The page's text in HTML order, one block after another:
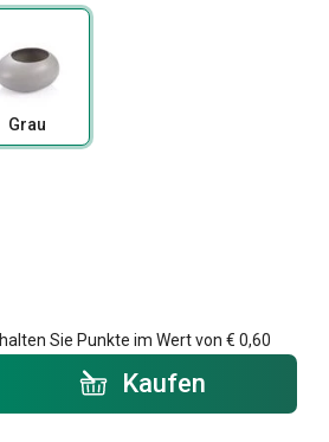
Grau
Sie Punkte im Wert von € 0,60
- Menge Kaufen